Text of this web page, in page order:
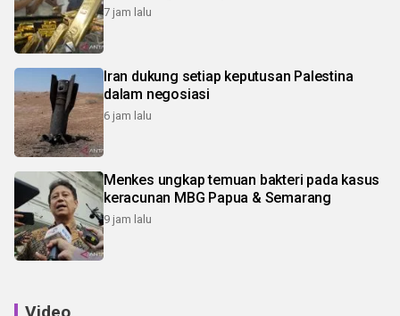
7 jam lalu
Iran dukung setiap keputusan Palestina
dalam negosiasi
6 jam lalu
Menkes ungkap temuan bakteri pada kasus
keracunan MBG Papua & Semarang
9 jam lalu
Video